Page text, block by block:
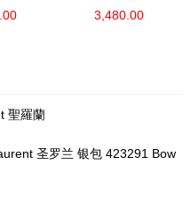
银包
短身啪钮款银包
3,480.00
聖羅蘭
圣罗兰 银包 423291 Bow